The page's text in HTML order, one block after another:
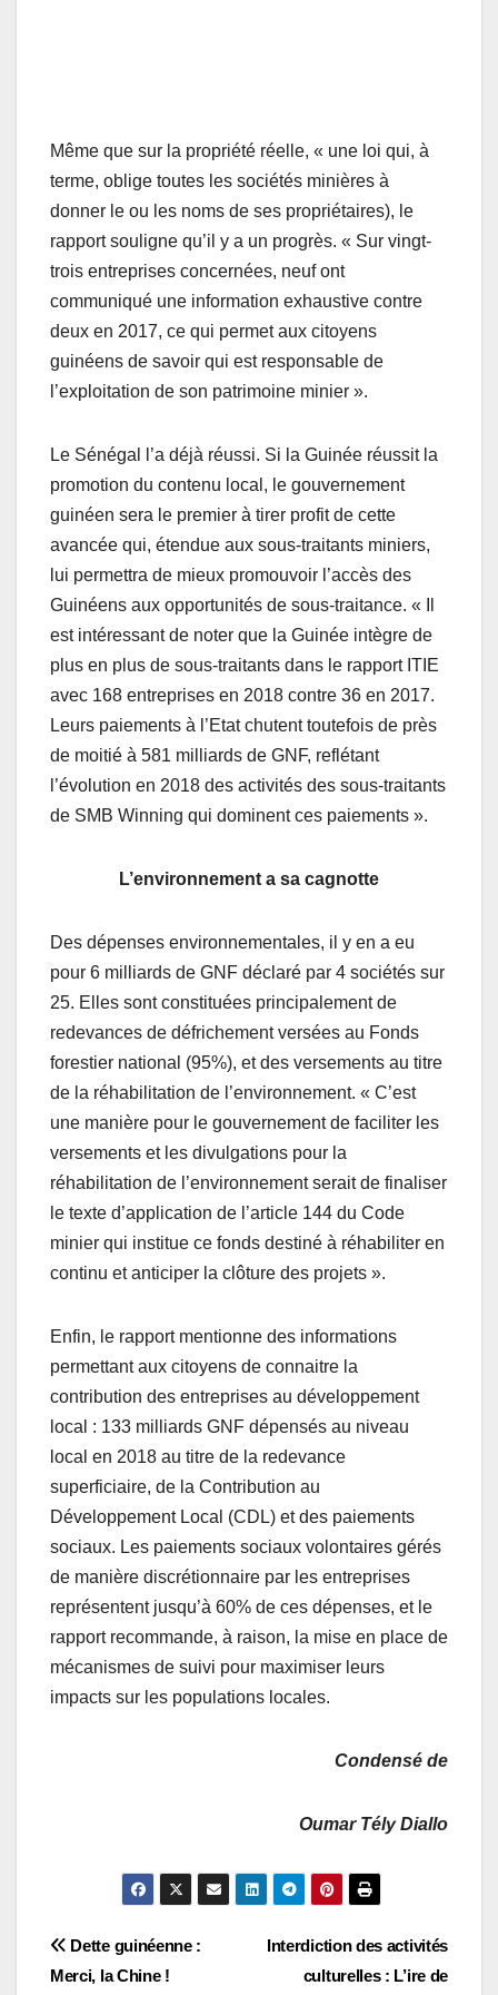
Même que sur la propriété réelle, « une loi qui, à
terme, oblige toutes les sociétés minières à
donner le ou les noms de ses propriétaires), le
rapport souligne qu’il y a un progrès. « Sur vingt-
trois entreprises concernées, neuf ont
communiqué une information exhaustive contre
deux en 2017, ce qui permet aux citoyens
guinéens de savoir qui est responsable de
l’exploitation de son patrimoine minier ».
Le Sénégal l’a déjà réussi. Si la Guinée réussit la
promotion du contenu local, le gouvernement
guinéen sera le premier à tirer profit de cette
avancée qui, étendue aux sous-traitants miniers,
lui permettra de mieux promouvoir l’accès des
Guinéens aux opportunités de sous-traitance. « Il
est intéressant de noter que la Guinée intègre de
plus en plus de sous-traitants dans le rapport ITIE
avec 168 entreprises en 2018 contre 36 en 2017.
Leurs paiements à l’Etat chutent toutefois de près
de moitié à 581 milliards de GNF, reflétant
l’évolution en 2018 des activités des sous-traitants
de SMB Winning qui dominent ces paiements ».
L’environnement a sa cagnotte
Des dépenses environnementales, il y en a eu
pour 6 milliards de GNF déclaré par 4 sociétés sur
25. Elles sont constituées principalement de
redevances de défrichement versées au Fonds
forestier national (95%), et des versements au titre
de la réhabilitation de l’environnement. « C’est
une manière pour le gouvernement de faciliter les
versements et les divulgations pour la
réhabilitation de l’environnement serait de finaliser
le texte d’application de l’article 144 du Code
minier qui institue ce fonds destiné à réhabiliter en
continu et anticiper la clôture des projets ».
Enfin, le rapport mentionne des informations
permettant aux citoyens de connaitre la
contribution des entreprises au développement
local : 133 milliards GNF dépensés au niveau
local en 2018 au titre de la redevance
superficiaire, de la Contribution au
Développement Local (CDL) et des paiements
sociaux. Les paiements sociaux volontaires gérés
de manière discrétionnaire par les entreprises
représentent jusqu’à 60% de ces dépenses, et le
rapport recommande, à raison, la mise en place de
mécanismes de suivi pour maximiser leurs
impacts sur les populations locales.
Condensé de
Oumar Tély Diallo
Navigation
Interdiction des activités
culturelles : L’ire de
Dette guinéenne :
Merci, la Chine !